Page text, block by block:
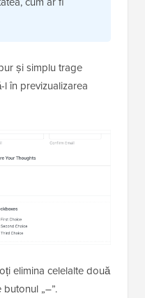
și simplu trage
în previzualizarea
elimina celelalte două
„–”.